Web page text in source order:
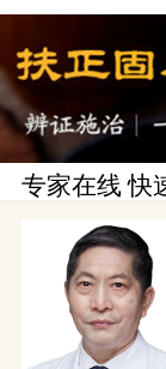
专家在线 快